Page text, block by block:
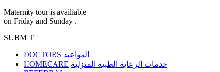
Maternity tour is availiable
on Friday and Sunday .
SUBMIT
DOCTORS المواعيد
HOMECARE خدمات الرعاية الطبية المنزلية